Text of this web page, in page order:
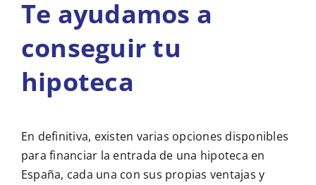
Te ayudamos a
conseguir tu
hipoteca
En definitiva, existen varias opciones disponibles
para financiar la entrada de una hipoteca en
España, cada una con sus propias ventajas y